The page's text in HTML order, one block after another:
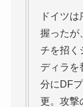
ドイツ
握ったが
チを招く
ディラを
分にDF
更。攻撃